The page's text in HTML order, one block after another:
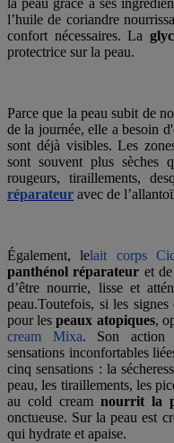
la peau grâce à ses
l’huile de coriandre
confort nécessaires. La
protectrice sur la peau.
Parce que la peau subit de
de la journée, elle a besoin
sont déjà visibles. Les
sont souvent plus sèches
rougeurs, tiraillements,
réparateur avec de
Également, lelait corps
panthénol réparateur et
d’être nourrie, lisse et
peau.Toutefois, si les signes
pour les peaux atopiques,
cream Mixa. Son action
sensations inconfortables
cinq sensations : la
peau, les tiraillements, les
au cold creamnourrit la
onctueuse. Sur la peau est
qui hydrate et apaise.